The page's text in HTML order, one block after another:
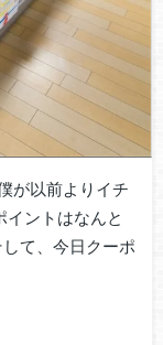
が以前よりイチ
イントはなんと
て、今日クーポ